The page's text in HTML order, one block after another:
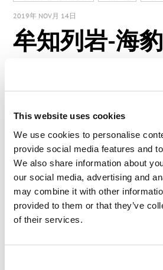
This website uses cookies
We use cookies to personalise
provide social media features and
We also share information about
our social media, advertising and
may combine it with other
provided to them or that they’ve
of their services.
2019年 NOV月 14日
牟知列岩-海
今天的话题是：